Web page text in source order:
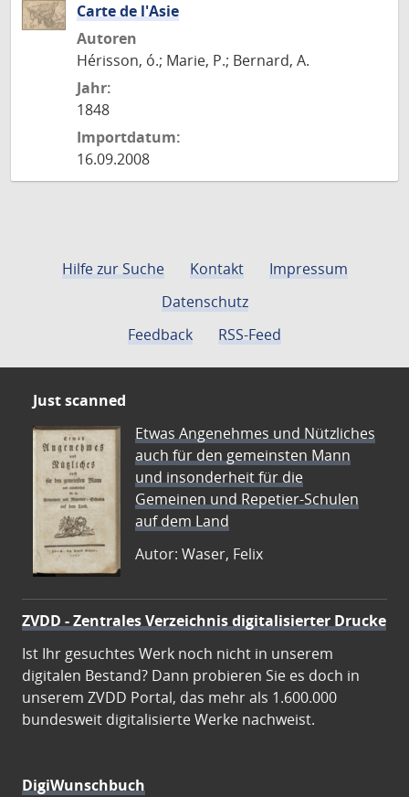
Carte de l'Asie
Autoren
Hérisson, ó.; Marie, P.; Bernard, A.
Jahr:
1848
Importdatum:
16.09.2008
Hilfe zur Suche Kontakt
Impressum
Datenschutz
Feedback
RSS-Feed
Just scanned
Etwas Angenehmes und Nützliches
auch für den gemeinsten Mann
und insonderheit für die
Gemeinen und Repetier-Schulen
auf dem Land
Autor: Waser, Felix
ZVDD - Zentrales Verzeichnis digitalisierter Drucke
Ist Ihr gesuchtes Werk noch nicht in unserem
digitalen Bestand? Dann probieren Sie es doch in
unserem ZVDD Portal, das mehr als 1.600.000
bundesweit digitalisierte Werke nachweist.
DigiWunschbuch